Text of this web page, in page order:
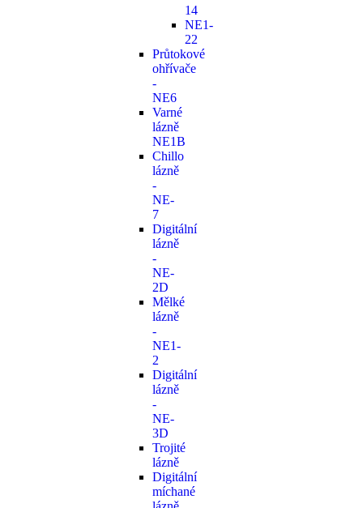
14
NE1-
22
Průtokové
ohřívače
-
NE6
Varné
lázně
NE1B
Chillo
lázně
-
NE-
7
Digitální
lázně
-
NE-
2D
Mělké
lázně
-
NE1-
2
Digitální
lázně
-
NE-
3D
Trojité
lázně
Digitální
míchané